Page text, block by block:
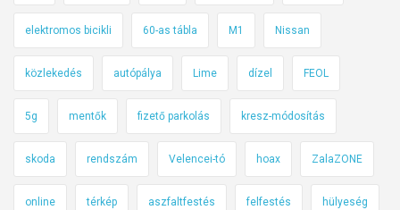
elektromos bicikli 60-as tábla M1 Nissan
közlekedés autópálya Lime dízel FEOL
5g mentők fizető parkolás kresz-módosítás
skoda rendszám Velencei-tó hoax ZalaZONE
online térkép aszfaltfestés felfestés hülyeség